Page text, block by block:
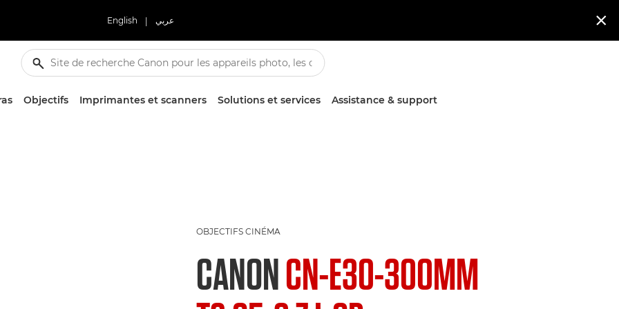
English | عربي 
Objectifs Imprimantes et scanners Solutions et services Assistance & support
OBJECTIFS CINÉMA
CANONCN-E30-300MM